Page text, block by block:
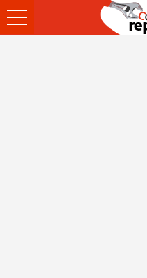
Ouvrir
le